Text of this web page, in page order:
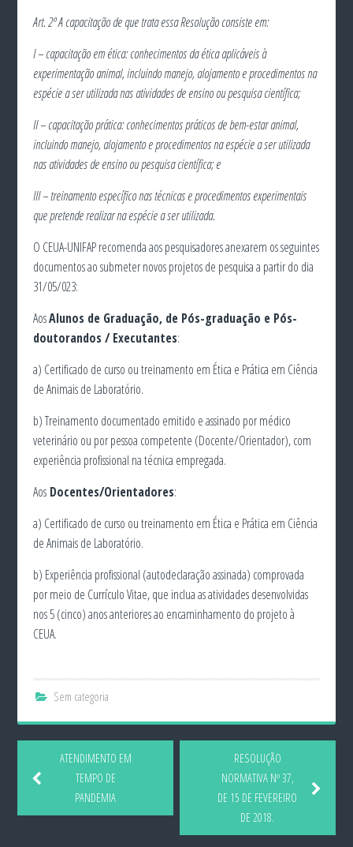
Art. 2º A capacitação de que trata essa Resolução consiste em:
I – capacitação em ética: conhecimentos da ética aplicáveis à
experimentação animal, incluindo manejo, alojamento e procedimentos na
espécie a ser utilizada nas atividades de ensino ou pesquisa científica;
II – capacitação prática: conhecimentos práticos de bem-estar animal,
incluindo manejo, alojamento e procedimentos na espécie a ser utilizada
nas atividades de ensino ou pesquisa científica; e
III – treinamento específico nas técnicas e procedimentos experimentais
que pretende realizar na espécie a ser utilizada.
O CEUA-UNIFAP recomenda aos pesquisadores anexarem os seguintes
documentos ao submeter novos projetos de pesquisa a partir do dia
31/05/023:
AosAlunos de Graduação, de Pós-graduação e Pós-
doutorandos / Executantes:
a) Certificado de curso ou treinamento em Ética e Prática em Ciência
de Animais de Laboratório.
b) Treinamento documentado emitido e assinado por médico
veterinário ou por pessoa competente (Docente/Orientador), com
experiência profissional na técnica empregada.
Aos Docentes/Orientadores:
a) Certificado de curso ou treinamento em Ética e Prática em Ciência
de Animais de Laboratório.
b) Experiência profissional (autodeclaração assinada) comprovada
por meio de Currículo Vitae, que inclua as atividades desenvolvidas
nos 5 (cinco) anos anteriores ao encaminhamento do projeto à
CEUA.
Sem categoria
ATENDIMENTO EM
TEMPO DE
PANDEMIA
RESOLUÇÃO
NORMATIVA Nº 37,
DE 15 DE FEVEREIRO
DE 2018.